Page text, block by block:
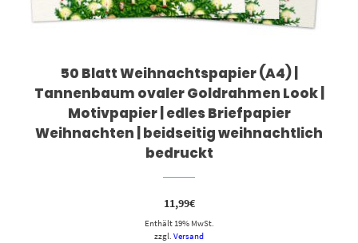
50 Blatt Weihnachtspapier (A4) |
Tannenbaum ovaler Goldrahmen Look |
Motivpapier | edles Briefpapier
Weihnachten | beidseitig weihnachtlich
bedruckt
11,99€
Enthält 19% MwSt.
zzgl. Versand